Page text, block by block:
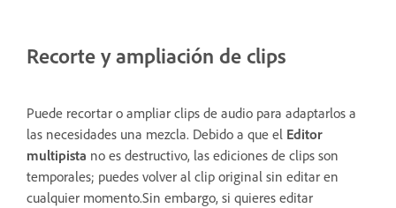
Recorte y ampliación de clips
Puede recortar o ampliar clips de audio para adaptarlos a
las necesidades una mezcla. Debido a que el Editor
multipista no es destructivo, las ediciones de clips son
temporales; puedes volver al clip original sin editar en
cualquier momento.Sin embargo, si quieres editar